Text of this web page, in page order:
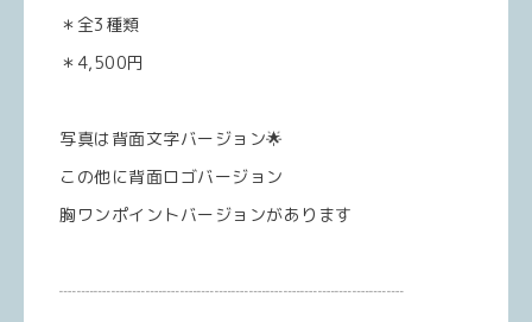
＊全3種類
＊4,500円
写真は背面文字バージョン🌟
この他に背面ロゴバージョン
胸ワンポイントバージョンがあります
┈┈┈┈┈┈┈┈┈┈┈┈┈┈┈┈┈┈┈┈